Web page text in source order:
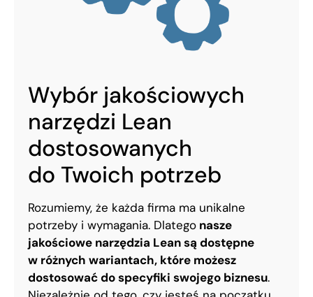
Wybór jakościowych
narzędzi Lean
dostosowanych
do Twoich potrzeb
Rozumiemy, że każda firma ma unikalne
potrzeby i wymagania. Dlatego nasze
jakościowe narzędzia Lean są dostępne
w różnych wariantach, które możesz
dostosować do specyfiki swojego biznesu.